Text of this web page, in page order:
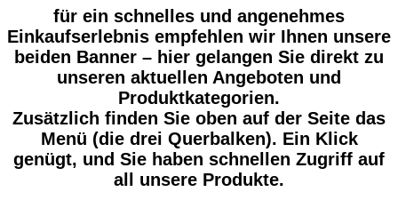
für ein schnelles und angenehmes
Einkaufserlebnis empfehlen wir Ihnen unsere
beiden Banner – hier gelangen Sie direkt zu
unseren aktuellen Angeboten und
Produktkategorien.
Zusätzlich finden Sie oben auf der Seite das
Menü (die drei Querbalken). Ein Klick
genügt, und Sie haben schnellen Zugriff auf
all unsere Produkte.